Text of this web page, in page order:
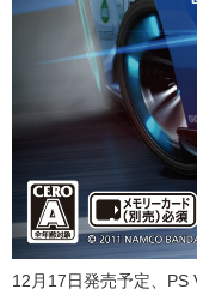
12月17日発売予定、PS